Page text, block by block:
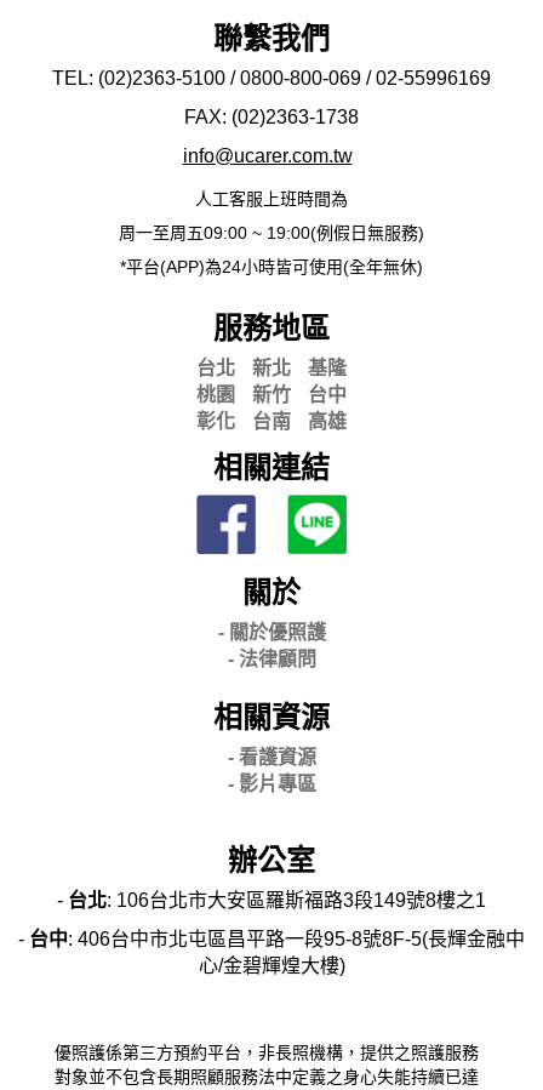
聯繫我們
TEL: (02)2363-5100 / 0800-800-069 / 02-55996169
FAX: (02)2363-1738
info@ucarer.com.tw
人工客服上班時間為
周一至周五09:00 ~ 19:00(例假日無服務)
*平台(APP)為24小時皆可使用(全年無休)
服務地區
台北 新北
基隆
桃園
新竹
台中
彰化
台南 高雄
相關連結
關於
- 關於優照護
- 法律顧問
相關資源
- 看護資源
- 影片專區
辦公室
- 台北: 106台北市大安區羅斯福路3段149號8樓之1
- 台中: 406台中市北屯區昌平路一段95-8號8F-5(長輝金融中
心/金碧輝煌大樓)
優照護係第三方預約平台，非長照機構，提供之照護服務
對象並不包含長期照顧服務法中定義之身心失能持續已達